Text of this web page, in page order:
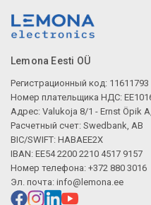
Lemona Eesti OÜ
Регистрационный код: 11611793
Номер плательщика НДС:
Адрес: Valukoja 8/1 - Ernst Öpik
Расчетный счет: Swedbank, AB
BIC/SWIFT: HABAEE2X
IBAN: EE54 2200 2210 4517 9157
Номер телефона: +372 880 3016
Эл. почта: info@lemona.ee